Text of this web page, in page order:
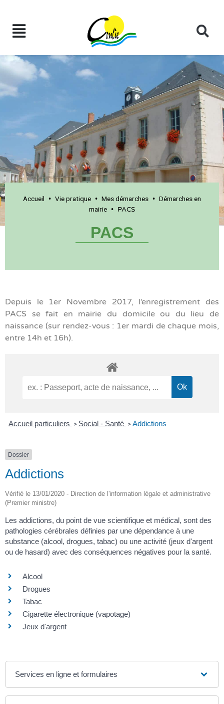
Accueil • Vie pratique • Mes démarches • Démarches en
mairie • PACS
PACS
Depuis le 1er Novembre 2017, l’enregistrement des
PACS se fait en mairie du domicile ou du lieu de
naissance (sur rendez-vous : 1er mardi de chaque mois,
entre 14h et 16h).
Accueil particuliers > Social - Santé > Addictions
Dossier
Addictions
Vérifié le 13/01/2020 - Direction de l'information légale et administrative
(Premier ministre)
Les addictions, du point de vue scientifique et médical, sont des
pathologies cérébrales définies par une dépendance à une
substance (alcool, drogues, tabac) ou une activité (jeux d'argent
ou de hasard) avec des conséquences négatives pour la santé.
Alcool
Drogues
Tabac
Cigarette électronique (vapotage)
Jeux d'argent
Services en ligne et formulaires